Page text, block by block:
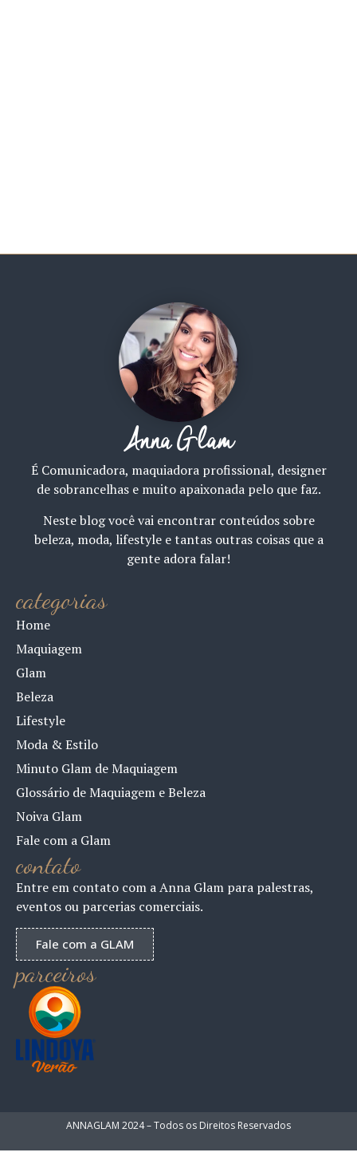
Anna Glam
É Comunicadora, maquiadora profissional, designer
de sobrancelhas e muito apaixonada pelo que faz.
Neste blog você vai encontrar conteúdos sobre
beleza, moda, lifestyle e tantas outras coisas que a
gente adora falar!
categorias
Home
Maquiagem
Glam
Beleza
Lifestyle
Moda & Estilo
Minuto Glam de Maquiagem
Glossário de Maquiagem e Beleza
Noiva Glam
Fale com a Glam
contato
Entre em contato com a Anna Glam para palestras,
eventos ou parcerias comerciais.
Fale com a GLAM
parceiros
ANNAGLAM 2024 – Todos os Direitos Reservados